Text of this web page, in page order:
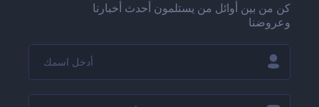
كن من بين أوائل من يستلمون أحدث أخبارنا
وعروضنا